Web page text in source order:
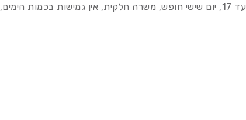
היקף המשרה: 8:00-14:00 וימי חמישי מ-8 עד 17, יום שישי חופש, משרה חלקית, אין גמישות בכמות הימים,